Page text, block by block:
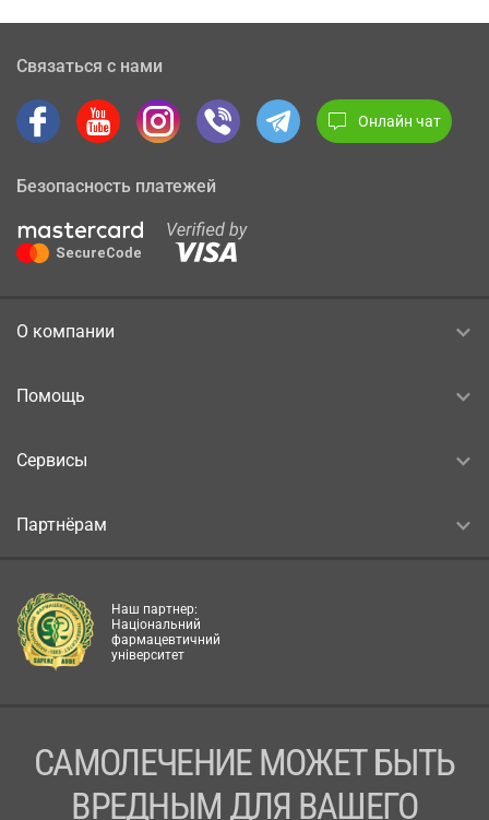
Связаться с нами
Онлайн чат
Безопасность платежей
О компании
Помощь
Сервисы
Партнёрам
Наш партнер:
Національний
фармацевтичний
університет
САМОЛЕЧЕНИЕ МОЖЕТ БЫТЬ
ВРЕДНЫМ ДЛЯ ВАШЕГО